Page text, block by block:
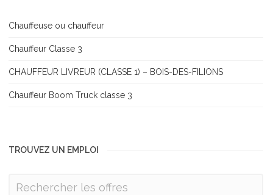
Chauffeuse ou chauffeur
Chauffeur Classe 3
CHAUFFEUR LIVREUR (CLASSE 1) – BOIS-DES-FILIONS
Chauffeur Boom Truck classe 3
TROUVEZ UN EMPLOI